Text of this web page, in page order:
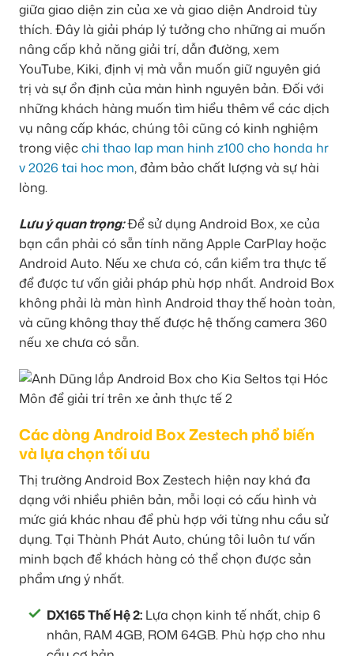
giữa giao diện zin của xe và giao diện Android tùy
thích. Đây là giải pháp lý tưởng cho những ai muốn
nâng cấp khả năng giải trí, dẫn đường, xem
YouTube, Kiki, định vị mà vẫn muốn giữ nguyên giá
trị và sự ổn định của màn hình nguyên bản. Đối với
những khách hàng muốn tìm hiểu thêm về các dịch
vụ nâng cấp khác, chúng tôi cũng có kinh nghiệm
trong việcchi thao lap man hinh z100 cho honda hr
v 2026 tai hoc mon, đảm bảo chất lượng và sự hài
lòng.
Lưu ý quan trọng:Để sử dụng Android Box, xe của
bạn cần phải có sẵn tính năng Apple CarPlay hoặc
Android Auto. Nếu xe chưa có, cần kiểm tra thực tế
để được tư vấn giải pháp phù hợp nhất. Android Box
không phải là màn hình Android thay thế hoàn toàn,
và cũng không thay thế được hệ thống camera 360
nếu xe chưa có sẵn.
Các dòng Android Box Zestech phổ biến
và lựa chọn tối ưu
Thị trường Android Box Zestech hiện nay khá đa
dạng với nhiều phiên bản, mỗi loại có cấu hình và
mức giá khác nhau để phù hợp với từng nhu cầu sử
dụng. Tại Thành Phát Auto, chúng tôi luôn tư vấn
minh bạch để khách hàng có thể chọn được sản
phẩm ưng ý nhất.
DX165 Thế Hệ 2: Lựa chọn kinh tế nhất, chip 6
nhân, RAM 4GB, ROM 64GB. Phù hợp cho nhu